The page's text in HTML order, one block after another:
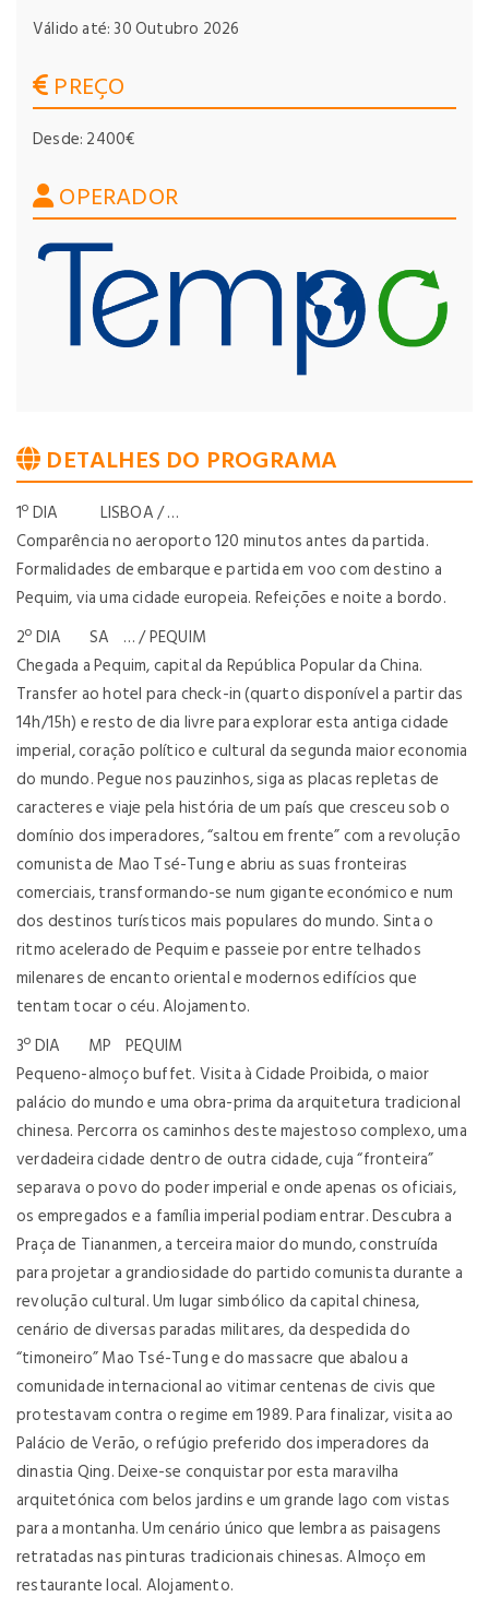
Válido até: 30 Outubro 2026
PREÇO
Desde: 2400€
OPERADOR
DETALHES DO PROGRAMA
1º DIA LISBOA / …
Comparência no aeroporto 120 minutos antes da partida.
Formalidades de embarque e partida em voo com destino a
Pequim, via uma cidade europeia. Refeições e noite a bordo.
2º DIA SA … / PEQUIM
Chegada a Pequim, capital da República Popular da China.
Transfer ao hotel para check-in (quarto disponível a partir das
14h/15h) e resto de dia livre para explorar esta antiga cidade
imperial, coração político e cultural da segunda maior economia
do mundo. Pegue nos pauzinhos, siga as placas repletas de
caracteres e viaje pela história de um país que cresceu sob o
domínio dos imperadores, “saltou em frente” com a revolução
comunista de Mao Tsé-Tung e abriu as suas fronteiras
comerciais, transformando-se num gigante económico e num
dos destinos turísticos mais populares do mundo. Sinta o
ritmo acelerado de Pequim e passeie por entre telhados
milenares de encanto oriental e modernos edifícios que
tentam tocar o céu. Alojamento.
3º DIA MP PEQUIM
Pequeno-almoço buffet. Visita à Cidade Proibida, o maior
palácio do mundo e uma obra-prima da arquitetura tradicional
chinesa. Percorra os caminhos deste majestoso complexo, uma
verdadeira cidade dentro de outra cidade, cuja “fronteira”
separava o povo do poder imperial e onde apenas os oficiais,
os empregados e a família imperial podiam entrar. Descubra a
Praça de Tiananmen, a terceira maior do mundo, construída
para projetar a grandiosidade do partido comunista durante a
revolução cultural. Um lugar simbólico da capital chinesa,
cenário de diversas paradas militares, da despedida do
“timoneiro” Mao Tsé-Tung e do massacre que abalou a
comunidade internacional ao vitimar centenas de civis que
protestavam contra o regime em 1989. Para finalizar, visita ao
Palácio de Verão, o refúgio preferido dos imperadores da
dinastia Qing. Deixe-se conquistar por esta maravilha
arquitetónica com belos jardins e um grande lago com vistas
para a montanha. Um cenário único que lembra as paisagens
retratadas nas pinturas tradicionais chinesas. Almoço em
restaurante local. Alojamento.